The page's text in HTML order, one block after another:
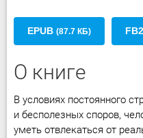
EPUB (87.7 КБ) FB2
О книге
В условиях постоянного
и бесполезных споров,
уметь отвлекаться от